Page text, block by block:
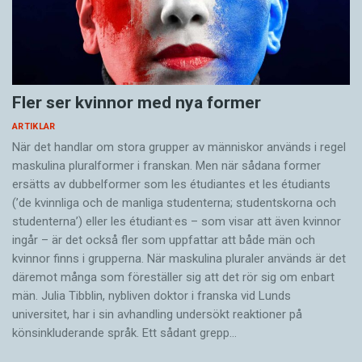
Lägg in medvetna repetitioner för att ta kontrollen
över talet, så kalladfrivillig stamning.
Inre strategier:
Acceptera stamningen.
Stärk självkänslan och ha tillit till dig själv och din
kommunikation.
Låt inte stamningen styra vad du väljer att göra och
inte göra i ditt liv.
Exponera dig för det som är jobbigt snarare än att
undvika det.
Var öppen med din stamning och berätta för
omgivningen hur du vill bli bemött.
När du möter någon som stammar:
Var som vanligt.
– Annan forskning har visat att personer som
stammar ofta har en nedsättning just i
talförberedelserna i vänster hjärnhalva. Att man
liksom ligger nära gränsen för om talet ska flyta
eller inte, och att den hörbara stamningen
därför kan variera mycket från situation till
situation. Tidspress gör förberedelsen svårare,
att man kanske försöker börja tala innan
systemet är redo. Även sociala situationer med
oro och rädsla för vad folk ska tänka kan störa
förberedelsen, och ta fokus från
koncentrationen på själva talet.
Detta kan delvis förklara varför stamningen
Fler ser kvinnor med nya former
ARTIKLAR
När det handlar om stora grupper av människor används i regel
maskulina pluralformer i franskan. Men när sådana ­former
ersätts av dubbel­former som les étudiantes et les étudiants
(’de kvinnliga och de manliga studenterna; studentskorna och
studenterna’) eller les étudiant·es – som visar att även kvinnor
ingår – är det också fler som uppfattar att både män och
kvinnor finns i grupperna. När maskulina pluraler används är det
där­emot många som föreställer sig att det rör sig om enbart
män. Julia Tibblin, nybliven doktor i franska vid Lunds
universitet, har i sin avhandling undersökt reaktioner på
könsinkluderande språk. Ett sådant grepp…